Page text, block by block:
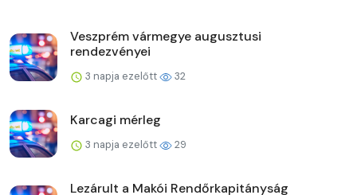
Veszprém vármegye augusztusi
rendezvényei
3 napja ezelőtt 32
Karcagi mérleg
3 napja ezelőtt 29
Lezárult a Makói Rendőrkapitányság